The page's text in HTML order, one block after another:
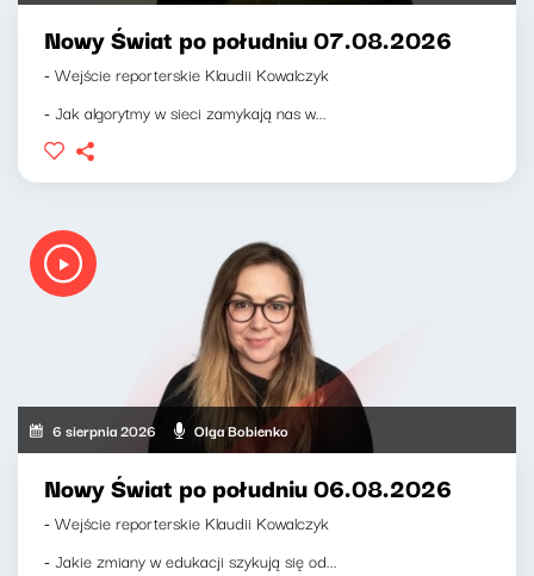
Nowy Świat po południu 07.08.2026
- Wejście reporterskie Klaudii Kowalczyk
- Jak algorytmy w sieci zamykają nas w...
6 sierpnia 2026 Olga Bobienko
Nowy Świat po południu 06.08.2026
- Wejście reporterskie Klaudii Kowalczyk
- Jakie zmiany w edukacji szykują się od...